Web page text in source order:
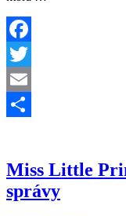
Facebook
Twitter
Email
Miss Little
správy